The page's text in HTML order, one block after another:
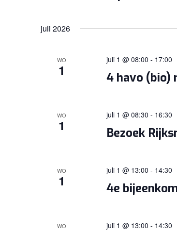
juli 2026
WO
1 4 havo (bio)
juli 1 @ 08:00 - 17:00
WO
1 Bezoek
juli 1 @ 08:30 - 16:30
WO
1 4e
juli 1 @ 13:00 - 14:30
WO juli 1 @ 13:00 - 14:30